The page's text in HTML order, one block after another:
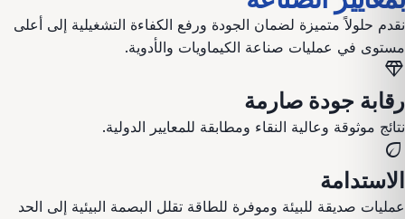
نقدم حلولاً متميزة لضمان الجودة ورفع الكفاءة التشغيلية إلى أعلى
مستوى في عمليات صناعة الكيماويات والأدوية.
diamond
رقابة جودة صارمة
نتائج موثوقة وعالية النقاء ومطابقة للمعايير الدولية.
eco
الاستدامة
عمليات صديقة للبيئة وموفرة للطاقة تقلل البصمة البيئية إلى الحد